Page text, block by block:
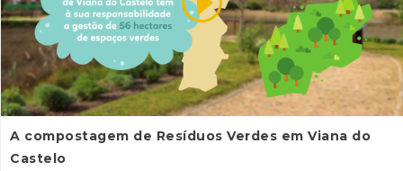
A compostagem de Resíduos Verdes em Viana do
Castelo